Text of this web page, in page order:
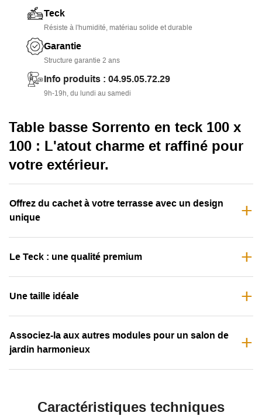
22 cm,elle est parfaite pour des moments conviviaux en
Elle s’harmonise idéalement avec les autres éléments du
salon de jardin Sorrento pour un extérieur raffiné et
accueillant.
Teck
Résiste à l'humidité, matériau solide et durable
Garantie
Structure garantie 2 ans
Info produits : 04.95.05.72.29
9h-19h, du lundi au samedi
Table basse Sorrento en teck 100 x
100 : L'atout charme et raffiné pour
votre extérieur.
Offrez du cachet à votre terrasse avec un design
unique
Le Teck : une qualité premium
Une taille idéale
Associez-la aux autres modules pour un salon de
jardin harmonieux
Caractéristiques techniques